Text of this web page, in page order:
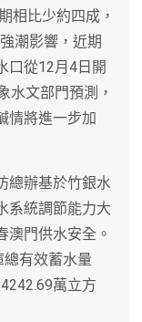
相比少約四成，
潮影響，近期
口從12月4日開
水文部門預測，
情將進一步加
總辦基於竹銀水
系統調節能力大
澳門供水安全。
有效蓄水量
萬立方